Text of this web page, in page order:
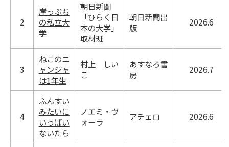
2
崖っぷち
の私立大
学
朝日新聞
「ひらく日
本の大学」
取材班
朝日新聞出
版
2026.6
3
ねこのニ
ャンジャ
は1年生
村上 しい
こ
あすなろ書
房
2026.7
4
ふんすい
みたいに
いっぱい
ないたら
ノエミ・ヴ
ォーラ
アチェロ 2026.6